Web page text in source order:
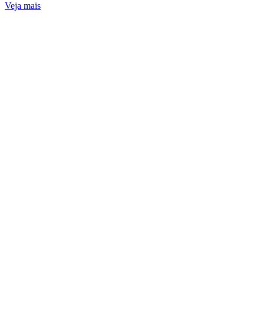
Veja mais